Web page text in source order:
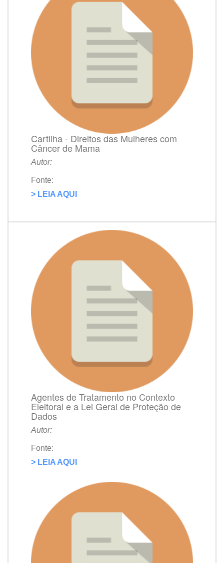
Cartilha - Direitos das Mulheres com
Câncer de Mama
Autor:
Fonte:
> LEIA AQUI
Agentes de Tratamento no Contexto
Eleitoral e a Lei Geral de Proteção de
Dados
Autor:
Fonte:
> LEIA AQUI